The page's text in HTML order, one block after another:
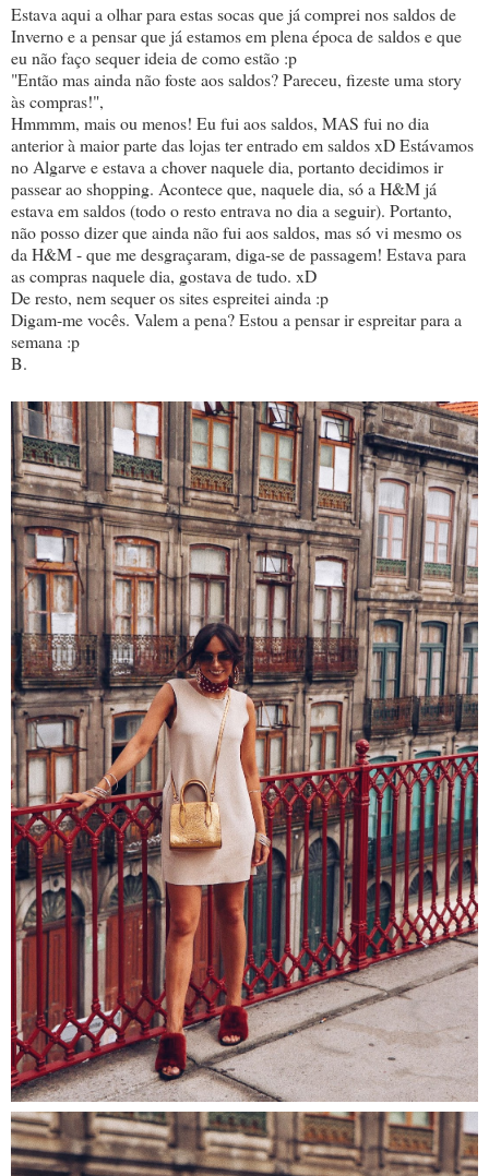
Estava aqui a olhar para estas socas que já comprei nos saldos de
Inverno e a pensar que já estamos em plena época de saldos e que
eu não faço sequer ideia de como estão :p
"Então mas ainda não foste aos saldos? Pareceu, fizeste uma story
às compras!",
Hmmmm, mais ou menos! Eu fui aos saldos, MAS fui no dia
anterior à maior parte das lojas ter entrado em saldos xD Estávamos
no Algarve e estava a chover naquele dia, portanto decidimos ir
passear ao shopping. Acontece que, naquele dia, só a H&M já
estava em saldos (todo o resto entrava no dia a seguir). Portanto,
não posso dizer que ainda não fui aos saldos, mas só vi mesmo os
da H&M - que me desgraçaram, diga-se de passagem! Estava para
as compras naquele dia, gostava de tudo. xD
De resto, nem sequer os sites espreitei ainda :p
Digam-me vocês. Valem a pena? Estou a pensar ir espreitar para a
semana :p
B.